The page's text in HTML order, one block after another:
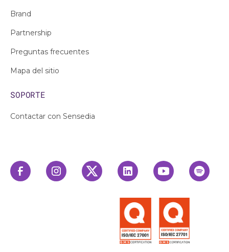
Brand
Partnership
Preguntas frecuentes
Mapa del sitio
SOPORTE
Contactar con Sensedia